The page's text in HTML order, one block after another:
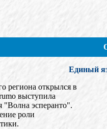
Единый
региона открылся в
выступила
"Волна эсперанто".
роли